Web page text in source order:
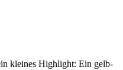
kleines Highlight: Ein gelb-